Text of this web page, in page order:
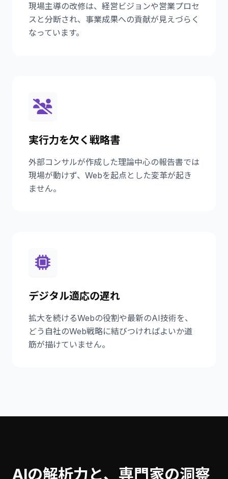
現場主導の改修は、経営ビジョンや営業プロセ
スと分断され、事業成果への貢献が見えづらく
なっています。
実行力を欠く戦略書
外部コンサルが作成した理論中心の報告書では
現場が動けず、Webを起点とした変革が起き
ません。
デジタル適応の遅れ
拡大を続けるWebの役割や最新のAI技術を、
どう自社のWeb戦略に結びつければよいか道
筋が描けていません。
AIの解析力と、専門家の洞察